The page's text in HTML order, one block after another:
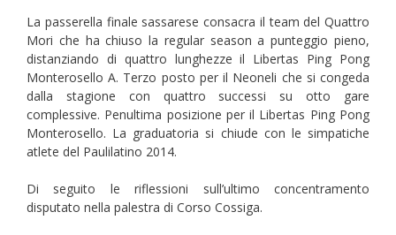
La passerella finale sassarese consacra il team del Quattro
Mori che ha chiuso la regular season a punteggio pieno,
distanziando di quattro lunghezze il Libertas Ping Pong
Monterosello A. Terzo posto per il Neoneli che si congeda
dalla stagione con quattro successi su otto gare
complessive. Penultima posizione per il Libertas Ping Pong
Monterosello. La graduatoria si chiude con le simpatiche
atlete del Paulilatino 2014.
Di seguito le riflessioni sull’ultimo concentramento
disputato nella palestra di Corso Cossiga.